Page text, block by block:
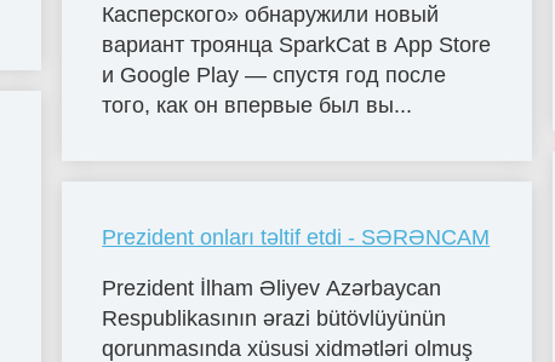
Касперского» обнаружили новый
вариант троянца SparkCat в App Store
и Google Play — спустя год после
того, как он впервые был вы...
Prezident onları təltif etdi - SƏRƏNCAM
Prezident İlham Əliyev Azərbaycan
Respublikasının ərazi bütövlüyünün
qorunmasında xüsusi xidmətləri olmuş